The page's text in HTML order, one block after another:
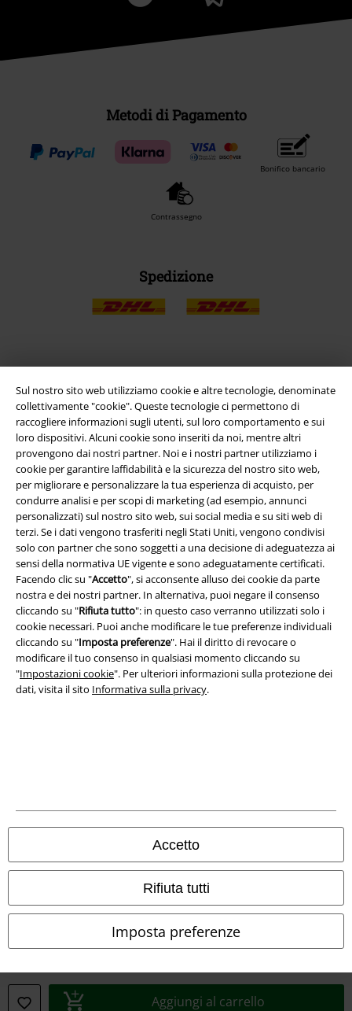
Sul nostro sito web utilizziamo cookie e altre tecnologie, denominate
collettivamente "cookie". Queste tecnologie ci permettono di
raccogliere informazioni sugli utenti, sul loro comportamento e sui
loro dispositivi. Alcuni cookie sono inseriti da noi, mentre altri
provengono dai nostri partner. Noi e i nostri partner utilizziamo i
cookie per garantire laffidabilità e la sicurezza del nostro sito web,
per migliorare e personalizzare la tua esperienza di acquisto, per
condurre analisi e per scopi di marketing (ad esempio, annunci
personalizzati) sul nostro sito web, sui social media e su siti web di
terzi. Se i dati vengono trasferiti negli Stati Uniti, vengono condivisi
solo con partner che sono soggetti a una decisione di adeguatezza ai
sensi della normativa UE vigente e sono adeguatamente certificati.
Facendo clic su "Accetto", si acconsente alluso dei cookie da parte
nostra e dei nostri partner. In alternativa, puoi negare il consenso
cliccando su "Rifiuta tutto": in questo caso verranno utilizzati solo i
cookie necessari. Puoi anche modificare le tue preferenze individuali
cliccando su "Imposta preferenze". Hai il diritto di revocare o
modificare il tuo consenso in qualsiasi momento cliccando su
"Impostazioni cookie". Per ulteriori informazioni sulla protezione dei
dati, visita il sito Informativa sulla privacy.
Accetto
Rifiuta tutti
Imposta preferenze
Aggiungi al carrello
Metodi di Pagamento
Bonifico bancario
Contrassegno
Spedizione
Scarica la nuova app di EMP!
A Warner Music Group Company
Dichiarazione di Conformità
Informazioni sull'accessibilità
Esercita Recesso